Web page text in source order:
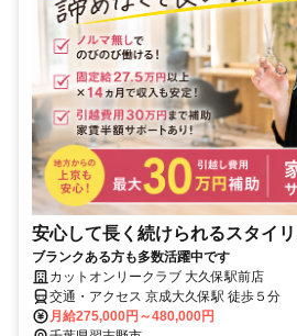
安心して長く続けられるスタイ
ブランクある方も多数活躍中です
カットオンリークラブ 大久保駅前店
交通・アクセス 京成大久保駅 徒歩５分
月給275,000円～480,000円